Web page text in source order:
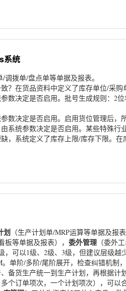
系统
拨单/盘点单等单据及报表。
？在货品资料中定义了库存单位/采
数决定是否启用。批号生成规则：2
数决定是否启用。启用货位管理后，
由系统参数决定是否启用。某些特殊行
，系统定义了库存上限/库存下限。在
划 （生产计划单/MRP运算等单据及报表
等单据及报表）， 委外管理 （委外
，可以1级、2级、3级，但建议层级
单阶/多阶/尾阶展开，检查纠错机制，
备货生产统一到生产计划，再根据
个订单项次，一个计划项次），可以